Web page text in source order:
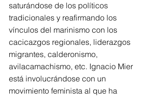
saturándose de los políticos
tradicionales y reafirmando los
vínculos del marinismo con los
cacicazgos regionales, liderazgos
migrantes, calderonismo,
avilacamachismo, etc. Ignacio Mier
está involucrándose con un
movimiento feminista al que ha